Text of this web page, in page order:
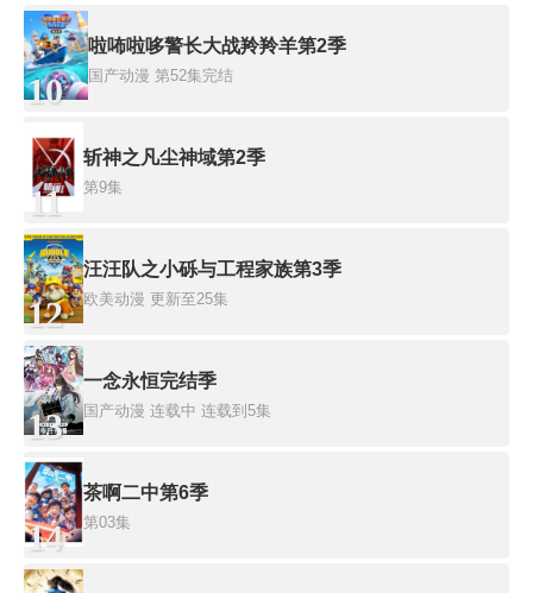
10
啦咘啦哆警长大战羚羚羊第2季
国产动漫 第52集完结
11
斩神之凡尘神域第2季
第9集
12
汪汪队之小砾与工程家族第3季
欧美动漫 更新至25集
13
一念永恒完结季
国产动漫 连载中 连载到5集
14
茶啊二中第6季
第03集